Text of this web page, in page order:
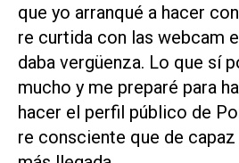
que yo arranqué a hacer
re curtida con las webcam
daba vergüenza. Lo que sí
mucho y me preparé para
hacer el perfil público de
re consciente que de